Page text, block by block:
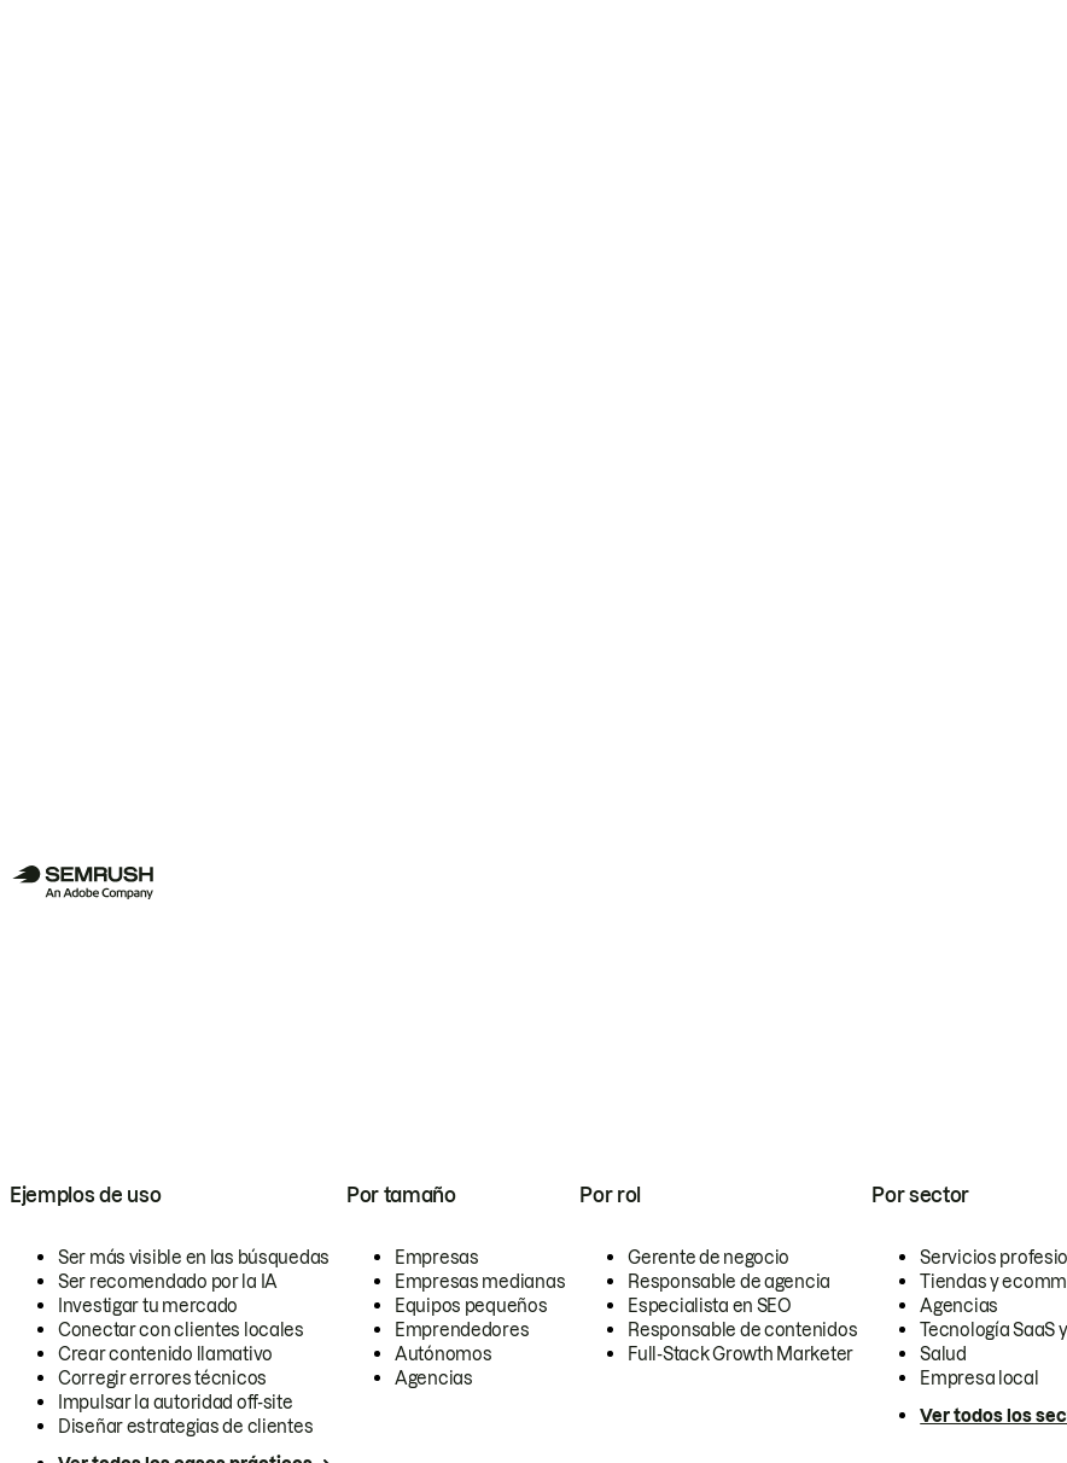
Ejemplos de uso
Ser más visible en las búsquedas
Ser recomendado por la IA
Investigar tu mercado
Conectar con clientes locales
Crear contenido llamativo
Corregir errores técnicos
Impulsar la autoridad off-site
Diseñar estrategias de clientes
Por tamaño
Empresas
Empresas medianas
Equipos pequeños
Emprendedores
Autónomos
Agencias
Por rol
Gerente de negocio
Responsable de agencia
Especialista en SEO
Responsable de contenidos
Full-Stack Growth Marketer
Por sector
Servicios
Tiendas y
Agencias
Tecnología SaaS
Salud
Empresa local
Ver todos los